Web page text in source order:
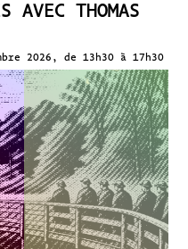
AVEC THOMAS
2026, de 13h30 à 17h30